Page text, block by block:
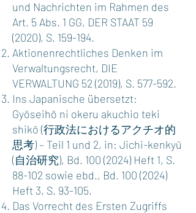
und Nachrichten im Rahmen des
Art. 5 Abs. 1 GG, DER STAAT 59
(2020), S. 159-194.
Aktionenrechtliches Denken im
Verwaltungsrecht, DIE
VERWALTUNG 52 (2019), S. 577-592.
Ins Japanische übersetzt:
Gyōseihō ni okeru akuchio teki
shikō (行政法におけるアクチオ的
思考) – Teil 1 und 2, in: Jichi-kenkyū
(自治研究), Bd. 100 (2024) Heft 1, S.
88-102 sowie ebd., Bd. 100 (2024)
Heft 3, S. 93-105.
Das Vorrecht des Ersten Zugriffs